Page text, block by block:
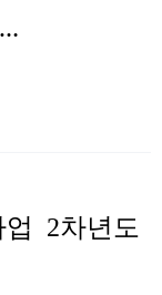
…
2차년도